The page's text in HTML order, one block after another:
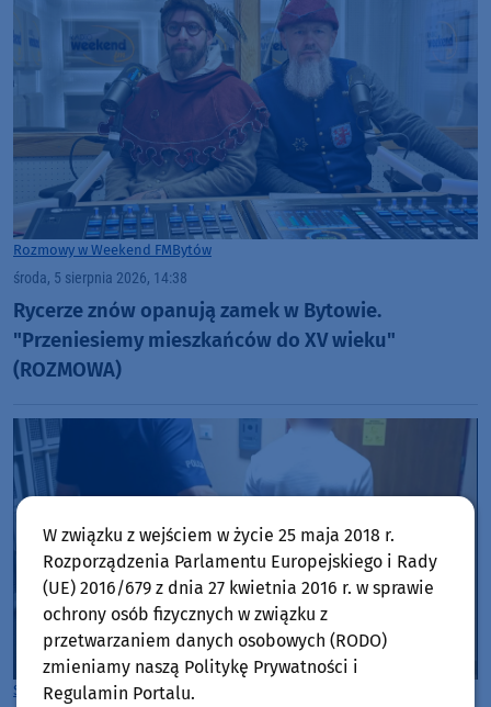
Rozmowy w Weekend FMBytów
środa, 5 sierpnia 2026, 14:38
Rycerze znów opanują zamek w Bytowie.
"Przeniesiemy mieszkańców do XV wieku"
(ROZMOWA)
Starogard Gdański
W związku z wejściem w życie 25 maja 2018 r.
Rozporządzenia Parlamentu Europejskiego i Rady
(UE) 2016/679 z dnia 27 kwietnia 2016 r. w sprawie
ochrony osób fizycznych w związku z
przetwarzaniem danych osobowych (RODO)
zmieniamy naszą Politykę Prywatności i
Regulamin Portalu.